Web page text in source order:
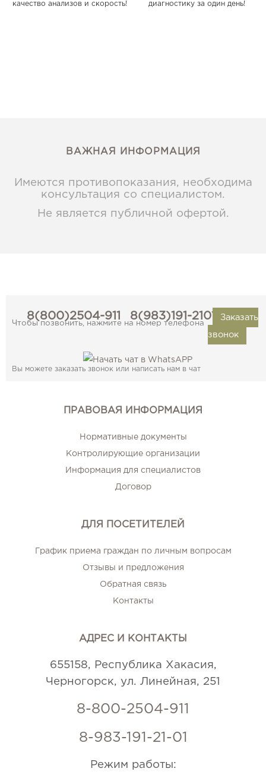
качество анализов и скорость!
диагностику за один день!
ВАЖНАЯ ИНФОРМАЦИЯ
Имеются противопоказания, необходима
консультация со специалистом.
Не является публичной офертой.
8(800)2504-911 8(983)191-2101
Чтобы позвонить, нажмите на номер телефона
Заказать
звонок
Вы можете заказать звонок или написать нам в чат
ПРАВОВАЯ ИНФОРМАЦИЯ
Нормативные документы
Контролирующие организации
Информация для специалистов
Договор
ДЛЯ ПОСЕТИТЕЛЕЙ
График приема граждан по личным вопросам
Отзывы и предложения
Обратная связь
Контакты
АДРЕС И КОНТАКТЫ
655158, Республика Хакасия,
Черногорск, ул. Линейная, 251
8-800-2504-911
8-983-191-21-01
Режим работы: